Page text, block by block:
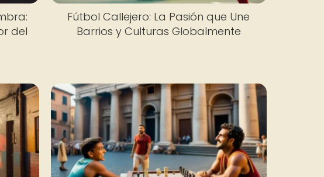
del
Fútbol Callejero: La Pasión que Une
Barrios y Culturas Globalmente